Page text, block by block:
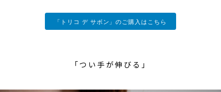
「トリコ デ サボン」のご購入はこちら
「つい手が伸びる」